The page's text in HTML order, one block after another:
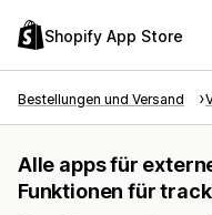
Shopify App Store
Bestellungen und Versand
Alle apps für
Funktionen für